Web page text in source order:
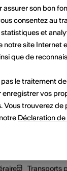
Transports
assurer son bon
consentez au
et
notre site Internet
que de
pas le traitement
enregistrer vos
Vous trouverez de
Déclaration